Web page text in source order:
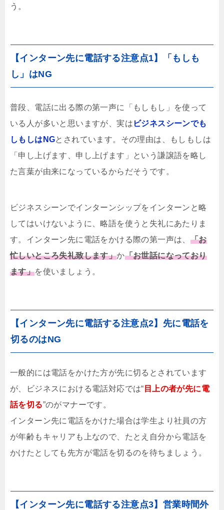
う。
【インターン先に電話する注意点1】「もしも
し」はNG
普段、電話に出る際の第一声に「もしもし」を使って
いる人が多いと思いますが、実は ビジネスシーンでも
しもしはNGとされています。その理由は、もしもしは
「申し上げます、申し上げます」という謙譲語を略し
た言葉が由来になっているからだそうです。
ビジネスシーンでインターンシップをインターンと略
してはいけないように、略語を使うと失礼にあたりま
す。インターン先に電話をかける際の第一声は、 「お
忙しいところ失礼致します」か「お世話になっており
ます」を使いましょう。
【インターン先に電話する注意点2】先に電話を
切るのはNG
一般的には電話をかけた方が先に切るとされています
が、ビジネスにおける電話対応では“ 目上の者が先に電
話を切る”のがマナーです。
インターン先に電話をかけた場合は学生より社員の方
が年齢もキャリアも上なので、たとえ自分から電話を
かけたとしても先方が電話を切るのを待ちましょう。
【インターン先に電話する注意点3】営業時間外